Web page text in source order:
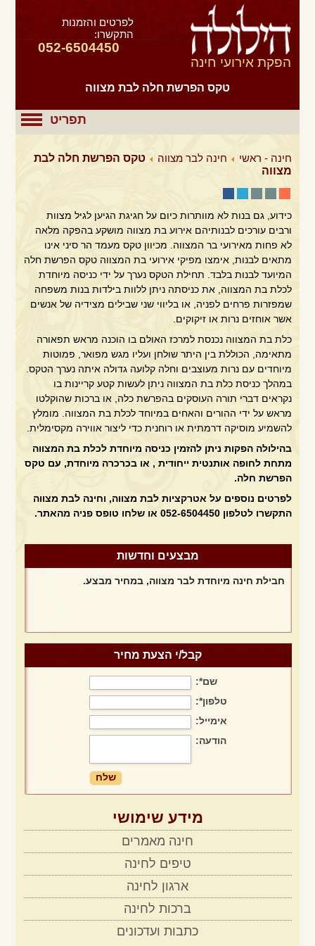
הפקת אירועי חינה
טקס הפרשת חלה לבת מצווה
לפרטים והזמנות
התקשרו:
052-6504450
תפריט
חינה - ראשי חינה לבר מצווה
טקס הפרשת חלה לבת
מצווה
כידוע, גם בנות לא מוותרות כיום על חגיגת הגיען לגיל מצוות
ורבים עורכים לבנותיהם אירוע בת מצווה מושקע בהפקה מלאה
לא פחות מאירועי בר המצווה. מכיוון טקס מעמד הר סיני אינו
מתאים לבנות, אימצו מפיקי אירועי בת המצווה טקס הפרשת חלה
המיועד לבנות בלבד. תחילת הטקס נערך על ידי כניסה מיוחדת
לכלת בת המצווה, את כניסתה ניתן ללוות בילדות בנות משפחה
שמפזרות פרחים לפניה, או בליווי שני שבילים מצידיה של אנשים
אשר אוחזים נרות או זיקוקים.
כלת בת המצווה נכנסת למרכז האולם בו הוכנה מראש תפאורה
מתאימה, הכוללת בין היתר שולחן ועליו מגש מפואר, פמוטות
מיוחדים עם נרות מעוצבים וחלה קלועה גדולה איתה נערך הטקס.
במהלך כניסת כלת בת המצווה ניתן לעשות קטע קריינות בו
נקראים דברי תורה העוסקים בהפרשת כלה, או ברכות שהוקלטו
מראש על ידי ההורים והאחים במיוחד לכלת בת המצווה. מומלץ
להשמיע מוסיקה דרמתית או רוחנית כדי ליצור אווירה מקסימלית.
בהילולה הפקות ניתן להזמין כניסה מיוחדת לכלת בת המצווה
מתחת לחופה אותנטית ייחודית , או בכרכרה מיוחדת, עם טקס
הפרשת חלה.
לפרטים נוספים על אטרקציות לבת מצווה, וחינה לבת מצווה
התקשרו לטלפון 052-6504450 או שלחו טופס פניה מהאתר.
מבצעים וחדשות
חבילת חינה מיוחדת לבר מצווה, במחיר מבצע.
חבילה מושלמת במבצע מיוחד לחודש פברואר בלבד!!!!
קבל/י הצעת מחיר
שם*:
טלפון*:
אימייל:
הודעה:
מידע שימושי
חינה מאמרים
טיפים לחינה
ארגון לחינה
ברכות לחינה
כתבות ועדכונים